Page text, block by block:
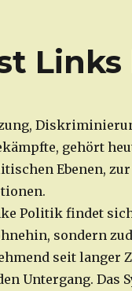
gehört
Ebenen,
Politik findet sich
sondern
seit langer
Untergang. Das